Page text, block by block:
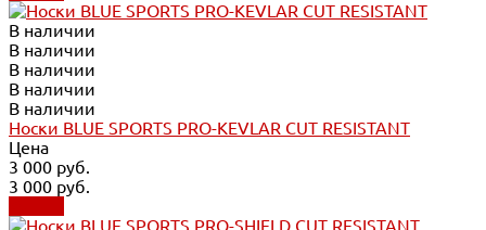
В наличии
В наличии
В наличии
В наличии
В наличии
Носки BLUE SPORTS PRO-KEVLAR CUT RESISTANT
Цена
3 000 руб.
3 000 руб.